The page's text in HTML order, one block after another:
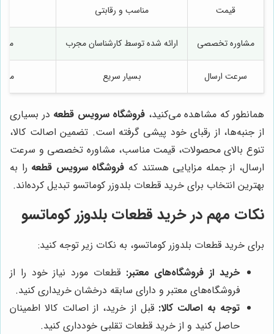
قیمت مناسب و رقابتی
مشاوره تخصصی ارائه شده توسط کارشناسان مجرب
سرعت ارسال بسیار سریع
همانطور که مشاهده می‌کنید، فروشگاه سرویس قطعه در بسیاری
از جنبه‌ها، از رقبای خود پیشی گرفته است. تضمین اصالت کالا،
تنوع بالای محصولات، قیمت مناسب، مشاوره تخصصی و سرعت
ارسال، از جمله مزایایی هستند که فروشگاه سرویس قطعه را به
بهترین انتخاب برای خرید قطعات بلدوزر کوماتسو تبدیل کرده‌اند.
نکات مهم در خرید قطعات بلدوزر کوماتسو
برای خرید قطعات بلدوزر کوماتسو، به نکات زیر توجه کنید:
خرید از فروشگاه‌های معتبر: قطعات مورد نیاز خود را از
فروشگاه‌های معتبر و دارای سابقه درخشان خریداری کنید.
توجه به اصالت کالا: قبل از خرید، از اصالت کالا اطمینان
حاصل کنید و از خرید قطعات تقلبی خودداری کنید.